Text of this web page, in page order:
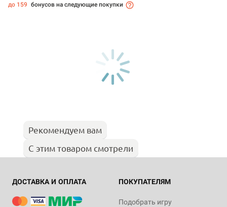
до 159 бонусов на следующие покупки
Рекомендуем вам
С этим товаром смотрели
ДОСТАВКА И ОПЛАТА ПОКУПАТЕЛЯМ
Подобрать игру